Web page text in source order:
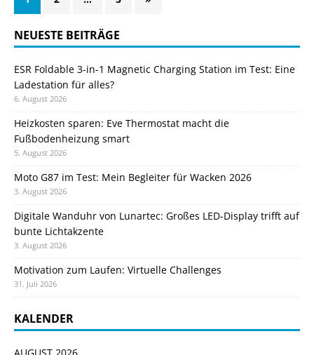
NEUESTE BEITRÄGE
ESR Foldable 3-in-1 Magnetic Charging Station im Test: Eine
Ladestation für alles?
6. August 2026
Heizkosten sparen: Eve Thermostat macht die
Fußbodenheizung smart
5. August 2026
Moto G87 im Test: Mein Begleiter für Wacken 2026
3. August 2026
Digitale Wanduhr von Lunartec: Großes LED-Display trifft auf
bunte Lichtakzente
3. August 2026
Motivation zum Laufen: Virtuelle Challenges
31. Juli 2026
KALENDER